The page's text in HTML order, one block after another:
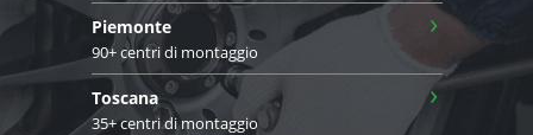
Piemonte
90+ centri di montaggio
›
Toscana
35+ centri di montaggio
›